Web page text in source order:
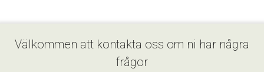
Välkommen att kontakta oss om ni har några
frågor